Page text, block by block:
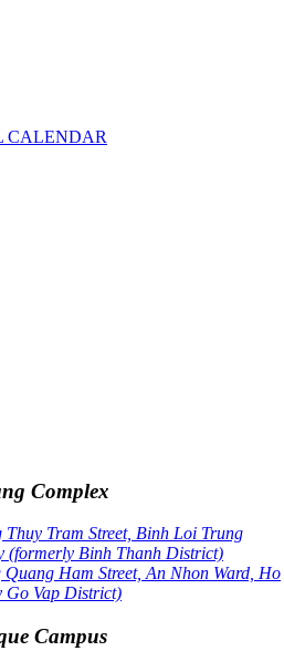
CALENDAR
Complex
Thuy Tram Street, Binh Loi Trung
(formerly Binh Thanh District)
Ham Street, An Nhon Ward, Ho
Go Vap District)
Campus